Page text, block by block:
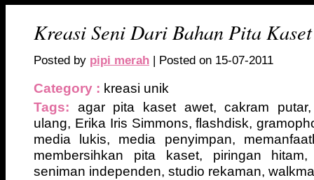
Kreasi Seni Dari Bahan Pita
Posted by pipi merah | Posted on 15-07-2011
Category : kreasi unik
Tags: agar pita kaset awet,cakram putar
ulang, Erika Iris Simmons,flashdisk,
media lukis, media penyimpan,
membersihkan pita kaset, piringan hitam
seniman independen, studio rekaman,